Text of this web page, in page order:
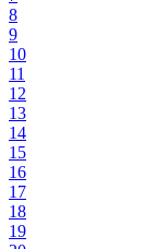
8
9
10
11
12
13
14
15
16
17
18
19